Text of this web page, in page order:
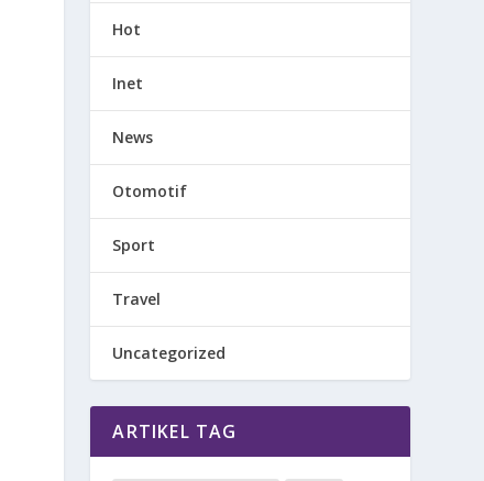
Hot
Inet
News
Otomotif
Sport
Travel
Uncategorized
ARTIKEL TAG